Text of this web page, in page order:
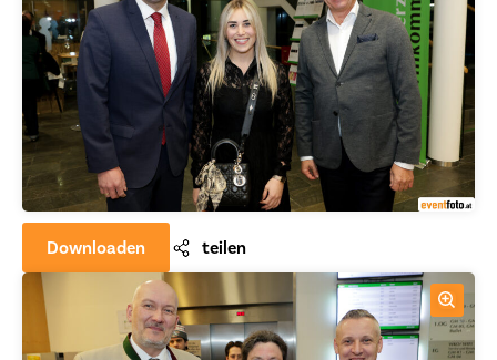
Downloaden teilen